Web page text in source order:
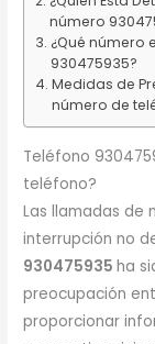
número
¿Qué número
930475935?
Medidas de
número de
Teléfono
teléfono?
Las llamadas de
interrupción no
930475935ha
preocupación
proporcionar